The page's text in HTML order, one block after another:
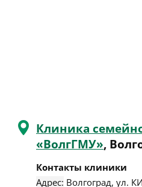
Клиника
«ВолгГМУ»,
Контакты клиники
Адрес: Волгоград, ул.